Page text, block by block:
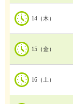
14（木）
15（金）
16（土）